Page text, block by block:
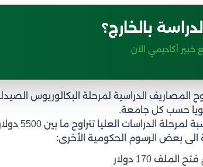
بالخارج؟
أكاديمي الآن
حسب كل جامعة.
الدراسات العليا تتراوح ما بين 5500 دولار الى 6500 دولار سنويا.
الى بعض الرسوم الحكومية الأخرى:
الملف 170 دولار